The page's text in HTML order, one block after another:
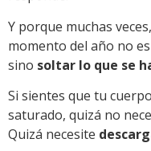
Y porque muchas
momento del año no
sino soltar lo que se
Si sientes que tu
saturado, quizá no
Quizá necesite